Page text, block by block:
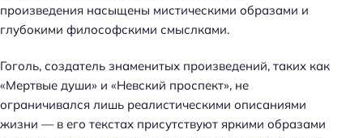
произведения насыщены мистическими образами и
глубокими философскими смыслками.
Гоголь, создатель знаменитых произведений, таких как
«Мертвые души» и «Невский проспект», не
ограничивался лишь реалистическими описаниями
жизни — в его текстах присутствуют яркими образами